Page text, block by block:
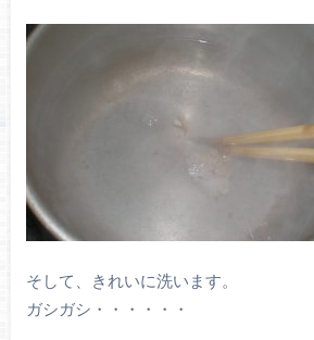
そして、きれいに洗います。
ガシガシ・・・・・・